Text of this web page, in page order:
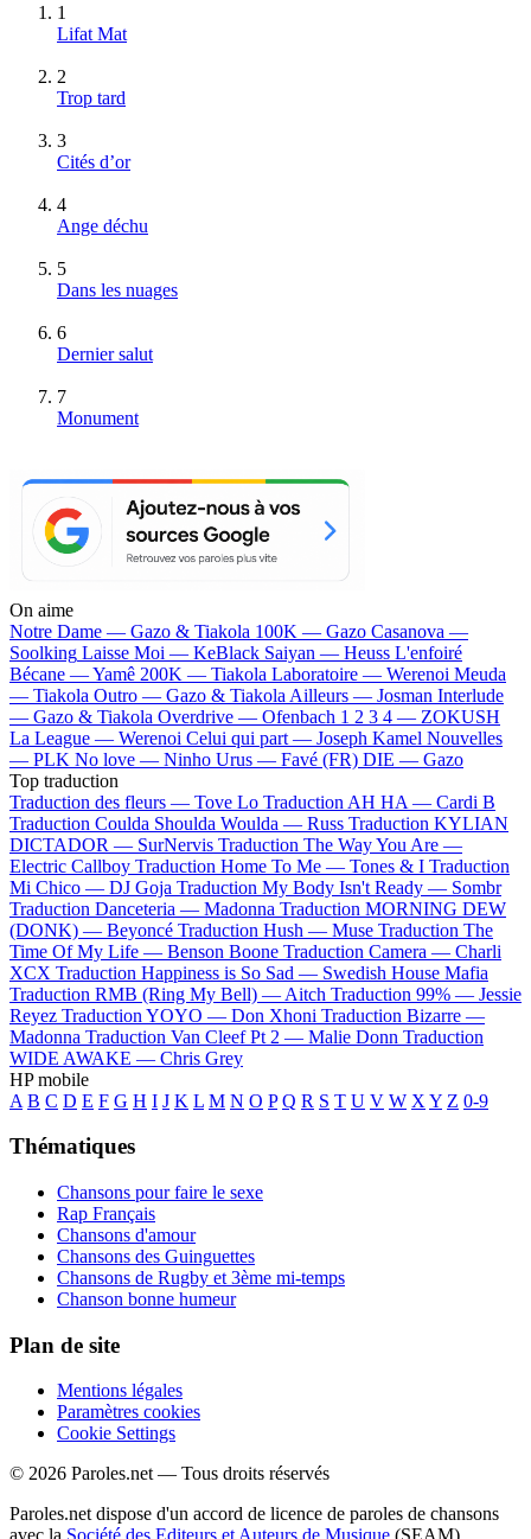
1
Lifat Mat
2
Trop tard
3
Cités d’or
4
Ange déchu
5
Dans les nuages
6
Dernier salut
7
Monument
On aime
Notre Dame — Gazo & Tiakola 100K — Gazo Casanova —
Soolking Laisse Moi — KeBlack Saiyan — Heuss L'enfoiré
Bécane —Yamê 200K — Tiakola Laboratoire — Werenoi Meuda
— Tiakola Outro — Gazo & Tiakola Ailleurs — Josman Interlude
— Gazo & Tiakola Overdrive — Ofenbach 1 2 3 4 — ZOKUSH
La League — Werenoi Celui qui part — Joseph Kamel Nouvelles
— PLK No love — Ninho Urus — Favé (FR) DIE — Gazo
Top traduction
Traduction des fleurs — Tove Lo Traduction AH HA — Cardi B
Traduction Coulda Shoulda Woulda — Russ Traduction KYLIAN
DICTADOR — SurNervis Traduction The Way You Are —
Electric Callboy Traduction Home To Me — Tones & I Traduction
Mi Chico — DJ Goja Traduction My Body Isn't Ready — Sombr
Traduction Danceteria — Madonna Traduction MORNING DEW
(DONK) — Beyoncé Traduction Hush — Muse Traduction The
Time Of My Life — Benson Boone Traduction Camera — Charli
XCX Traduction Happiness is So Sad — Swedish House Mafia
Traduction RMB (Ring My Bell) — Aitch Traduction 99% — Jessie
Reyez Traduction YOYO — Don Xhoni Traduction Bizarre —
Madonna Traduction Van Cleef Pt 2 — Malie Donn Traduction
WIDE AWAKE — Chris Grey
HP mobile
A B C D E F G H I J K L M N O P Q R S T U V W X Y Z 0-9
Thématiques
Chansons pour faire le sexe
Rap Français
Chansons d'amour
Chansons des Guinguettes
Chansons de Rugby et 3ème mi-temps
Chanson bonne humeur
Plan de site
Mentions légales
Paramètres cookies
Cookie Settings
© 2026 Paroles.net — Tous droits réservés
Paroles.net dispose d'un accord de licence de paroles de chansons